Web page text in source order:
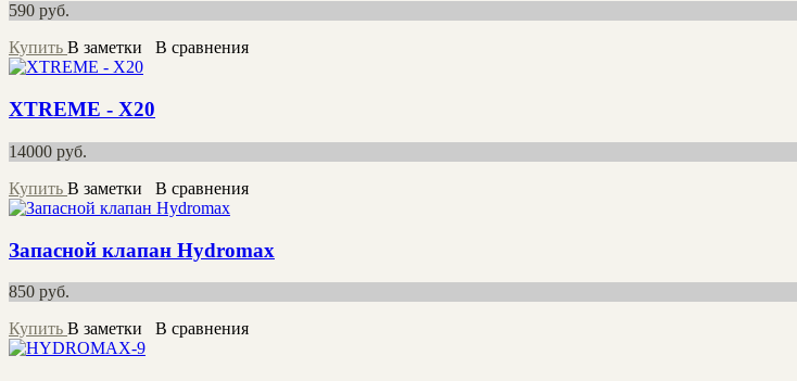
590 руб.
Купить В заметки В сравнения
XTREME - X20
14000 руб.
Купить В заметки В сравнения
Запасной клапан Hydromax
850 руб.
Купить В заметки В сравнения